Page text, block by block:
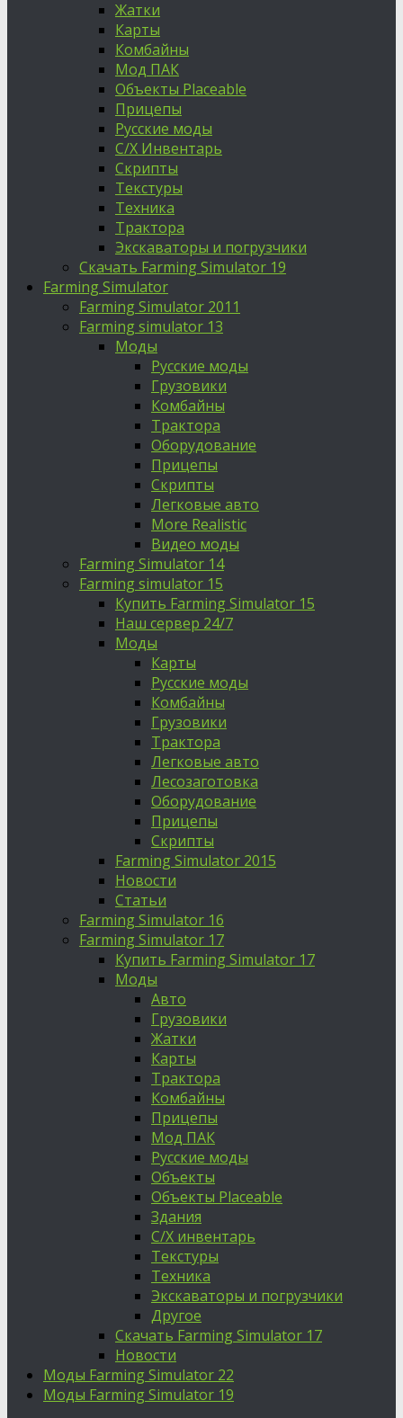
Жатки
Карты
Комбайны
Мод ПАК
Объекты Placeable
Прицепы
Русские моды
С/Х Инвентарь
Скрипты
Текстуры
Техника
Трактора
Экскаваторы и погрузчики
Скачать Farming Simulator 19
Farming Simulator
Farming Simulator 2011
Farming simulator 13
Моды
Русские моды
Грузовики
Комбайны
Трактора
Оборудование
Прицепы
Скрипты
Легковые авто
More Realistic
Видео моды
Farming Simulator 14
Farming simulator 15
Купить Farming Simulator 15
Наш сервер 24/7
Моды
Карты
Русские моды
Комбайны
Грузовики
Трактора
Легковые авто
Лесозаготовка
Оборудование
Прицепы
Скрипты
Farming Simulator 2015
Новости
Статьи
Farming Simulator 16
Farming Simulator 17
Купить Farming Simulator 17
Моды
Авто
Грузовики
Жатки
Карты
Трактора
Комбайны
Прицепы
Мод ПАК
Русские моды
Объекты
Объекты Placeable
Здания
С/Х инвентарь
Текстуры
Техника
Экскаваторы и погрузчики
Другое
Скачать Farming Simulator 17
Новости
Моды Farming Simulator 22
Моды Farming Simulator 19